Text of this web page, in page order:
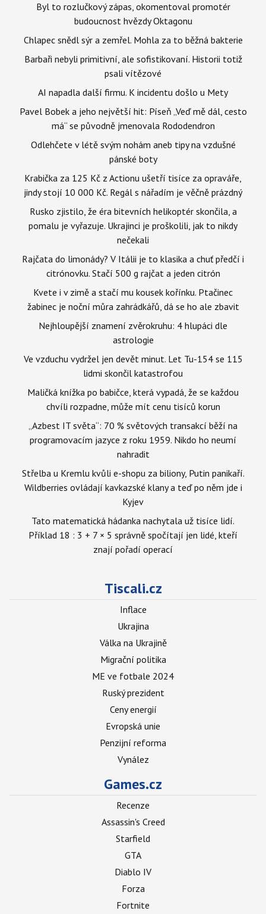
Byl to rozlučkový zápas, okomentoval promotér
budoucnost hvězdy Oktagonu
Chlapec snědl sýr a zemřel. Mohla za to běžná bakterie
Barbaři nebyli primitivní, ale sofistikovaní. Historii totiž
psali vítězové
AI napadla další firmu. K incidentu došlo u Mety
Pavel Bobek a jeho největší hit: Píseň „Veď mě dál, cesto
má“ se původně jmenovala Rododendron
Odlehčete v létě svým nohám aneb tipy na vzdušné
pánské boty
Krabička za 125 Kč z Actionu ušetří tisíce za opraváře,
jindy stojí 10 000 Kč. Regál s nářadím je věčně prázdný
Rusko zjistilo, že éra bitevních helikoptér skončila, a
pomalu je vyřazuje. Ukrajinci je proškolili, jak to nikdy
nečekali
Rajčata do limonády? V Itálii je to klasika a chuť předčí i
citrónovku. Stačí 500 g rajčat a jeden citrón
Kvete i v zimě a stačí mu kousek kořínku. Ptačinec
žabinec je noční můra zahrádkářů, dá se ho ale zbavit
Nejhloupější znamení zvěrokruhu: 4 hlupáci dle
astrologie
Ve vzduchu vydržel jen devět minut. Let Tu-154 se 115
lidmi skončil katastrofou
Maličká knížka po babičce, která vypadá, že se každou
chvíli rozpadne, může mít cenu tisíců korun
„Azbest IT světa“: 70 % světových transakcí běží na
programovacím jazyce z roku 1959. Nikdo ho neumí
nahradit
Střelba u Kremlu kvůli e-shopu za biliony, Putin panikaří.
Wildberries ovládají kavkazské klany a teď po něm jde i
Kyjev
Tato matematická hádanka nachytala už tisíce lidí.
Příklad 18 : 3 + 7 × 5 správně spočítají jen lidé, kteří
znají pořadí operací
Tiscali.cz
Inflace
Ukrajina
Válka na Ukrajině
Migrační politika
ME ve fotbale 2024
Ruský prezident
Ceny energií
Evropská unie
Penzijní reforma
Vynález
Games.cz
Recenze
Assassin's Creed
Starfield
GTA
Diablo IV
Forza
Fortnite